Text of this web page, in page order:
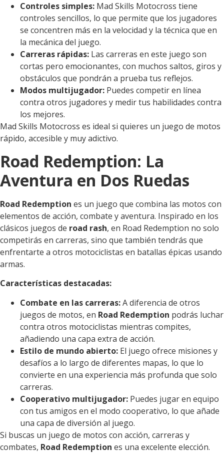
Controles simples: Mad Skills Motocross tiene
controles sencillos, lo que permite que los jugadores
se concentren más en la velocidad y la técnica que en
la mecánica del juego.
Carreras rápidas: Las carreras en este juego son
cortas pero emocionantes, con muchos saltos, giros y
obstáculos que pondrán a prueba tus reflejos.
Modos multijugador: Puedes competir en línea
contra otros jugadores y medir tus habilidades contra
los mejores.
Mad Skills Motocross es ideal si quieres un juego de motos
rápido, accesible y muy adictivo.
Road Redemption: La
Aventura en Dos Ruedas
Road Redemption es un juego que combina las motos con
elementos de acción, combate y aventura. Inspirado en los
clásicos juegos de road rash, en Road Redemption no solo
competirás en carreras, sino que también tendrás que
enfrentarte a otros motociclistas en batallas épicas usando
armas.
Características destacadas:
Combate en las carreras:A diferencia de otros
juegos de motos, en Road Redemption podrás luchar
contra otros motociclistas mientras compites,
añadiendo una capa extra de acción.
Estilo de mundo abierto: El juego ofrece misiones y
desafíos a lo largo de diferentes mapas, lo que lo
convierte en una experiencia más profunda que solo
carreras.
Cooperativo multijugador: Puedes jugar en equipo
con tus amigos en el modo cooperativo, lo que añade
una capa de diversión al juego.
Si buscas un juego de motos con acción, carreras y
combates, Road Redemption es una excelente elección.